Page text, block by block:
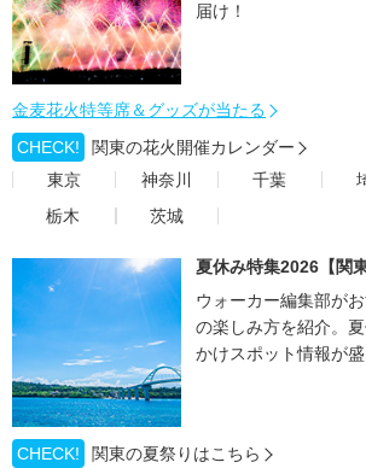
届け！
金麦花火特等席＆グッズが当たる
CHECK!
関東の花火開催カレンダー
東京
神奈川 千葉
栃木
茨城
夏休み特集2026【関東
ウォーカー編集部が
の楽しみ方を紹介。
かけスポット情報が盛
CHECK!
関東の夏祭りはこちら